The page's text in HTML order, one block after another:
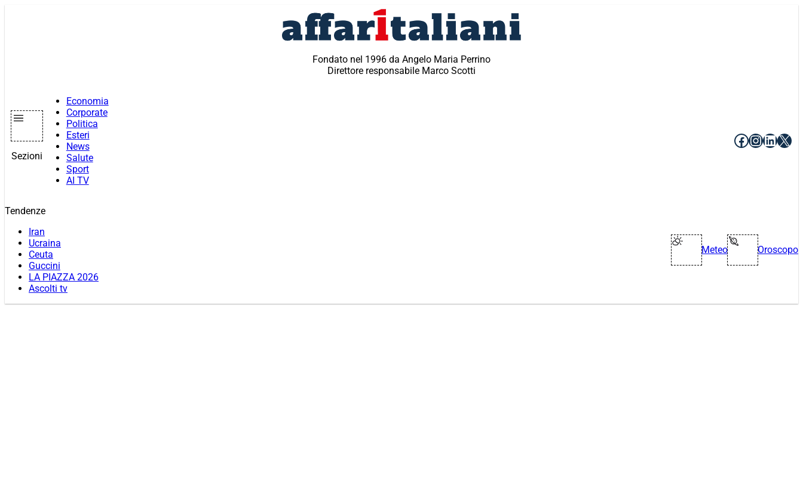
Fondato nel 1996 da Angelo Maria Perrino
Direttore responsabile Marco Scotti
Sezioni
Economia
Corporate
Politica
Esteri
News
Salute
Sport
AI TV
Facebook
X
Tendenze
Iran
Ucraina
Ceuta
Guccini
LA PIAZZA 2026
Ascolti tv
Meteo Oroscopo